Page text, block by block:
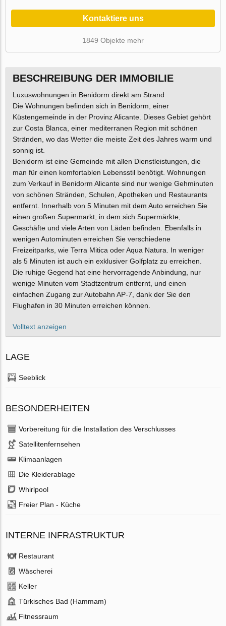
Kontaktiere uns
1849 Objekte mehr
BESCHREIBUNG DER IMMOBILIE
Luxuswohnungen in Benidorm direkt am Strand
Die Wohnungen befinden sich in Benidorm, einer
Küstengemeinde in der Provinz Alicante. Dieses Gebiet gehört
zur Costa Blanca, einer mediterranen Region mit schönen
Stränden, wo das Wetter die meiste Zeit des Jahres warm und
sonnig ist.
Benidorm ist eine Gemeinde mit allen Dienstleistungen, die
man für einen komfortablen Lebensstil benötigt. Wohnungen
zum Verkauf in Benidorm Alicante sind nur wenige Gehminuten
von schönen Stränden, Schulen, Apotheken und Restaurants
entfernt. Innerhalb von 5 Minuten mit dem Auto erreichen Sie
einen großen Supermarkt, in dem sich Supermärkte,
Geschäfte und viele Arten von Läden befinden. Ebenfalls in
wenigen Autominuten erreichen Sie verschiedene
Freizeitparks, wie Terra Mitica oder Aqua Natura. In weniger
als 5 Minuten ist auch ein exklusiver Golfplatz zu erreichen.
Die ruhige Gegend hat eine hervorragende Anbindung, nur
wenige Minuten vom Stadtzentrum entfernt, und einen
einfachen Zugang zur Autobahn AP-7, dank der Sie den
Flughafen in 30 Minuten erreichen können.
Volltext anzeigen
LAGE
Seeblick
BESONDERHEITEN
Vorbereitung für die Installation des Verschlusses
Satellitenfernsehen
Klimaanlagen
Die Kleiderablage
Whirlpool
Freier Plan - Küche
INTERNE INFRASTRUKTUR
Restaurant
Wäscherei
Keller
Türkisches Bad (Hammam)
Fitnessraum